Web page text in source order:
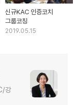
신규KAC 인증코치
그룹코칭
2019.05.15
강